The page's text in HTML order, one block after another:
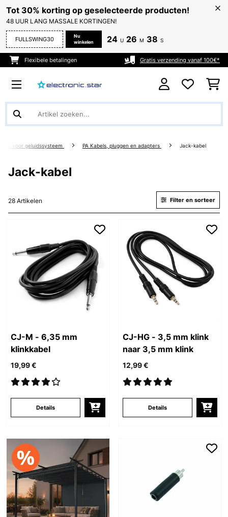
Tot 30% korting op geselecteerde producten!
48 UUR LANG MASSALE KORTINGEN!
FULLSWING30
Nu
winkelen
24 U 26 M 37 S
Flexibele betalingen Gratis verzending vanaf 100€*
voor geluidssysteem PA Kabels, pluggen en adapters Jack-kabel
Jack-kabel
28 Artikelen Filter en sorteer
CJ-M - 6,35 mm
klinkkabel
19,99 €
Details
CJ-HG - 3,5 mm klink
naar 3,5 mm klink
12,99 €
Details